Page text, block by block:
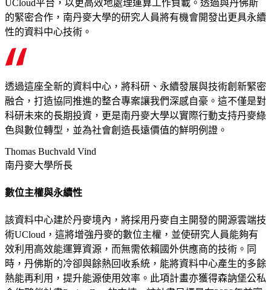
UCloud平台，以更高效地處理運算工作負載。透過與丹佛斯
的緊密合作，南丹麥大學的研究人員將有機會開發出更具永續
性的資料中心技術。
透過這座全新的資料中心，將科研、永續發展與技術創新緊密
融合，打造協同推進的整合專案讓我們深感自豪。這不僅是對
科研未來的長期投資，更是南丹麥大學以實際行動支持丹麥綠
色與數位轉型，並為社會創造長遠價值的鮮明例證。
Thomas Buchvald Vind
南丹麥大學所長
數位主權與永續性
該資料中心建於丹麥境內，將採用丹麥自主開發的開源雲端技
術UCloud，這將增強丹麥的數位主權，並使研究人員能夠有
效利用高效能運算資源，而無需依賴國外供應商的技術。同
時，丹佛斯的冷卻與餘熱回收系統，能將資料中心產生的多餘
熱能再利用，提升能源使用效率。此項計畫亦獲得森訥堡公私